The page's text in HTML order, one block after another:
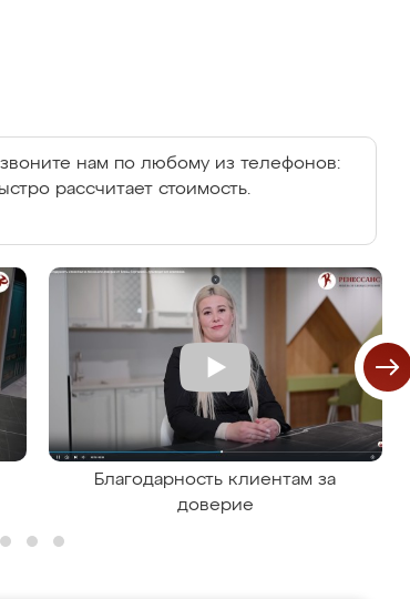
нам по любому из телефонов:
рассчитает стоимость.
Благодарность клиентам за
доверие